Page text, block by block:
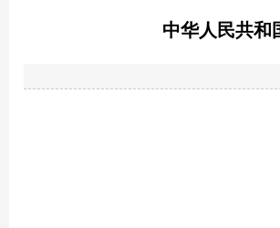
中华人民共和